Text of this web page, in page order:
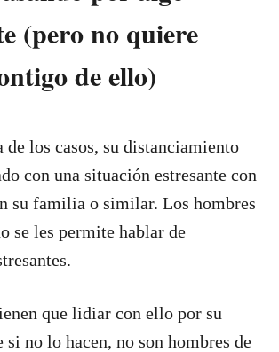
(pero no quiere
de ello)
de los casos, su distanciamiento
con una situación estresante con
su familia o similar. Los hombres
se les permite hablar de
que lidiar con ello por su
si no lo hacen, no son hombres de